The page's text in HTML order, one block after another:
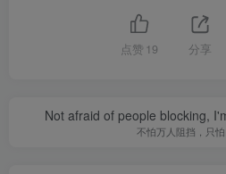
点赞 19 分享
Not afraid of people blocking,
不怕万人阻挡，只